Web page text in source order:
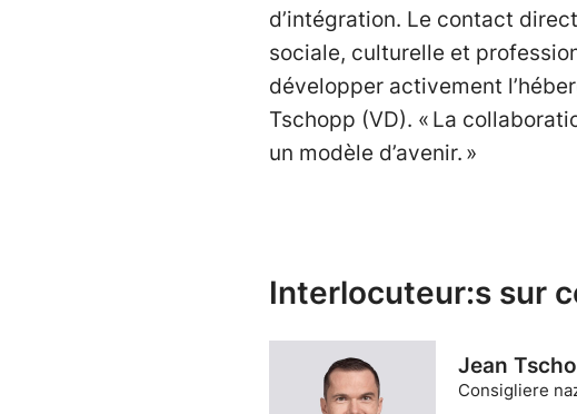
d’intégration. Le contact
sociale, culturelle et
développer activement
Tschopp (VD). « La
un modèle d’avenir. »
Interlocuteur:s sur
Jean
Consigliere